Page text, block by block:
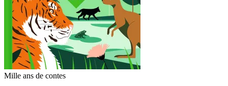
Mille ans de contes